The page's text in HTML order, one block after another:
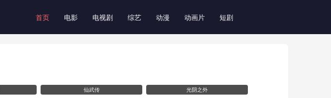
首页 电影 电视剧 综艺 动漫 动画片 短剧
仙武传 光阴之外